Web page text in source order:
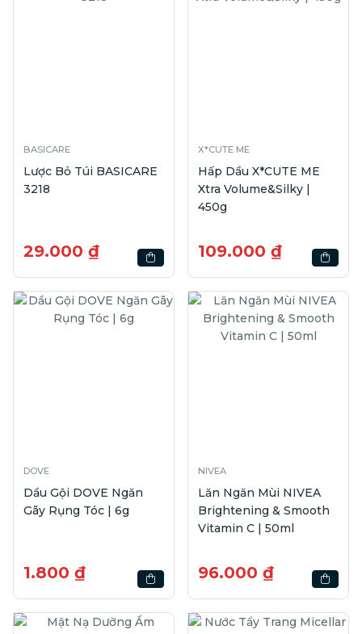
BASICARE
Lược Bỏ Túi BASICARE
3218
29.000 ₫
X*CUTE ME
Hấp Dầu X*CUTE ME
Xtra Volume&Silky |
450g
109.000 ₫
DOVE
Dầu Gội DOVE Ngăn
Gãy Rụng Tóc | 6g
1.800 ₫
NIVEA
Lăn Ngăn Mùi NIVEA
Brightening & Smooth
Vitamin C | 50ml
96.000 ₫